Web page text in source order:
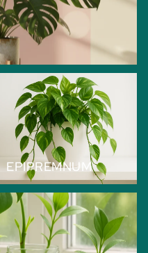
Epipremnum
EPIPREMNUM